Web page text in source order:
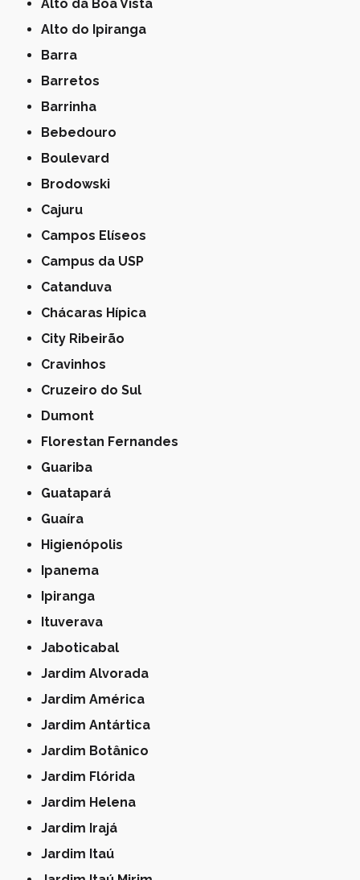
Alto da Boa Vista
Alto do Ipiranga
Barra
Barretos
Barrinha
Bebedouro
Boulevard
Brodowski
Cajuru
Campos Elíseos
Campus da USP
Catanduva
Chácaras Hípica
City Ribeirão
Cravinhos
Cruzeiro do Sul
Dumont
Florestan Fernandes
Guariba
Guatapará
Guaíra
Higienópolis
Ipanema
Ipiranga
Ituverava
Jaboticabal
Jardim Alvorada
Jardim América
Jardim Antártica
Jardim Botânico
Jardim Flórida
Jardim Helena
Jardim Irajá
Jardim Itaú